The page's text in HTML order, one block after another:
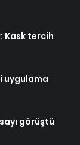
Kask tercih
uygulama
görüştü